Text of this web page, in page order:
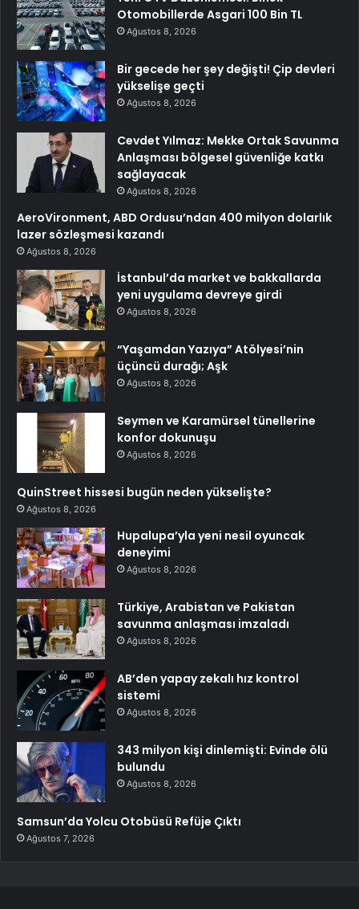
Otomobillerde Asgari 100 Bin TL
Ağustos 8, 2026
Bir gecede her şey değişti! Çip devleri
yükselişe geçti
Ağustos 8, 2026
Cevdet Yılmaz: Mekke Ortak Savunma
Anlaşması bölgesel güvenliğe katkı
sağlayacak
Ağustos 8, 2026
AeroVironment, ABD Ordusu’ndan 400 milyon dolarlık
lazer sözleşmesi kazandı
Ağustos 8, 2026
İstanbul’da market ve bakkallarda
yeni uygulama devreye girdi
Ağustos 8, 2026
“Yaşamdan Yazıya” Atölyesi’nin
üçüncü durağı; Aşk
Ağustos 8, 2026
Seymen ve Karamürsel tünellerine
konfor dokunuşu
Ağustos 8, 2026
QuinStreet hissesi bugün neden yükselişte?
Ağustos 8, 2026
Hupalupa’yla yeni nesil oyuncak
deneyimi
Ağustos 8, 2026
Türkiye, Arabistan ve Pakistan
savunma anlaşması imzaladı
Ağustos 8, 2026
AB’den yapay zekalı hız kontrol
sistemi
Ağustos 8, 2026
343 milyon kişi dinlemişti: Evinde ölü
bulundu
Ağustos 8, 2026
Samsun’da Yolcu Otobüsü Refüje Çıktı
Ağustos 7, 2026